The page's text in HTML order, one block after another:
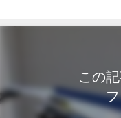
この